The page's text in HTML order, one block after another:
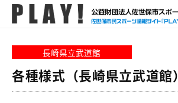
L
A
Y
!
世
市
ス
長崎県立武道館
各種様式（長崎県立武道館）
P
L
Y
!